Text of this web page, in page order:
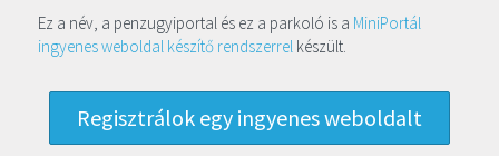
Ez a név, a penzugyiportal és ez a parkoló is a MiniPortál
ingyenes weboldal készítő rendszerrel készült.
Regisztrálok egy ingyenes weboldalt